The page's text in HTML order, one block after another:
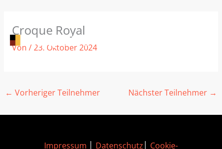
Inhalt
springen
Croque Royal
Von /23. Oktober 2024
← Vorheriger Teilnehmer Nächster Teilnehmer →
Impressum Datenschutz
Cookie-